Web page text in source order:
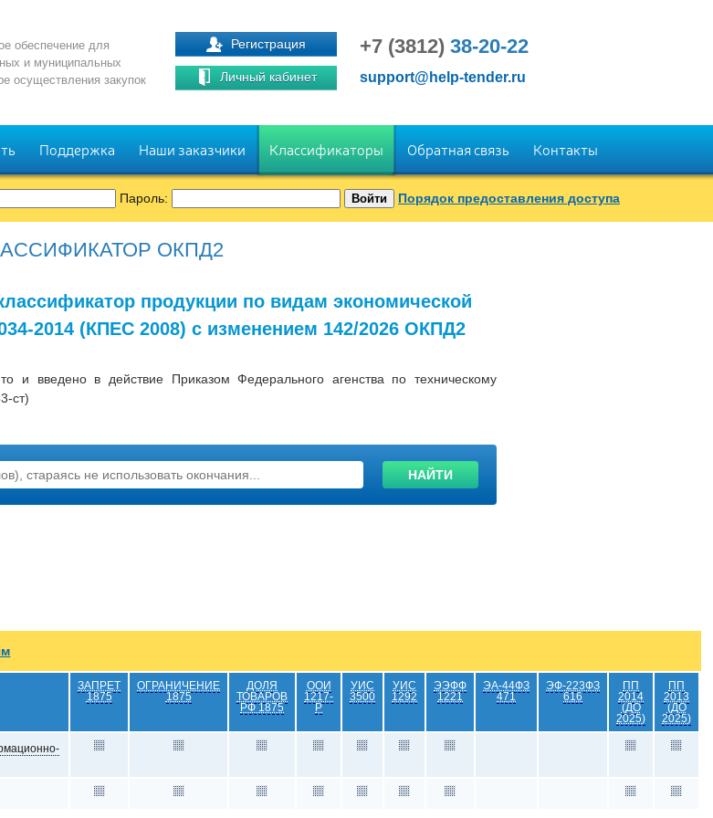
обеспечение для
и муниципальных
осуществления закупок
Регистрация
Личный кабинет
+7 (3812) 38-20-22
support@help-tender.ru
Поддержка Наши заказчики Классификаторы Обратная связь Контакты
Пароль: Порядок предоставления доступа
ОКПД2
продукции по видам экономической
2014 (КПЕС 2008) с изменением 142/2026 ОКПД2
и введено в действие Приказом Федерального агенства по техническому
ст)
НАЙТИ
ЗАПРЕТ
1875
ОГРАНИЧЕНИЕ
1875
ДОЛЯ
ТОВАРОВ
РФ 1875
ООИ
1217-
Р
УИС
3500
УИС
1292
ЭЭФФ
1221
ЭА-44ФЗ
471
ЭФ-223ФЗ
616
ПП
2014
(ДО
2025)
ПП
2013
(ДО
2025)